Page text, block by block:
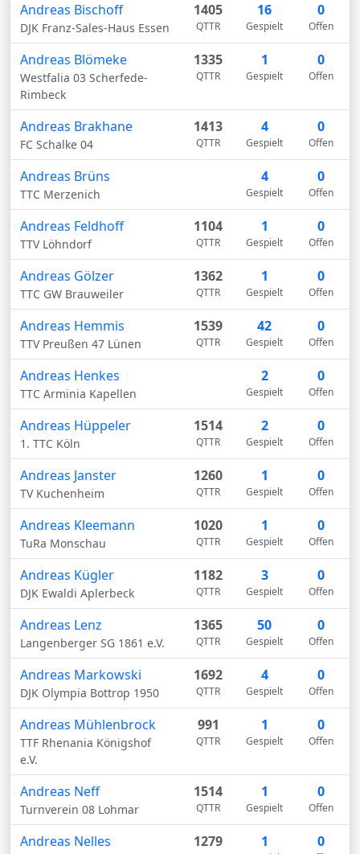
Andreas Bischoff
DJK Franz-Sales-Haus Essen
1405
QTTR
16
Gespielt
0
Offen
Andreas Blömeke
Westfalia 03 Scherfede-
Rimbeck
1335
QTTR
1
Gespielt
0
Offen
Andreas Brakhane
FC Schalke 04
1413
QTTR
4
Gespielt
0
Offen
Andreas Brüns
TTC Merzenich
4
Gespielt
0
Offen
Andreas Feldhoff
TTV Löhndorf
1104
QTTR
1
Gespielt
0
Offen
Andreas Gölzer
TTC GW Brauweiler
1362
QTTR
1
Gespielt
0
Offen
Andreas Hemmis
TTV Preußen 47 Lünen
1539
QTTR
42
Gespielt
0
Offen
Andreas Henkes
TTC Arminia Kapellen
2
Gespielt
0
Offen
Andreas Hüppeler
1. TTC Köln
1514
QTTR
2
Gespielt
0
Offen
Andreas Janster
TV Kuchenheim
1260
QTTR
1
Gespielt
0
Offen
Andreas Kleemann
TuRa Monschau
1020
QTTR
1
Gespielt
0
Offen
Andreas Kügler
DJK Ewaldi Aplerbeck
1182
QTTR
3
Gespielt
0
Offen
Andreas Lenz
Langenberger SG 1861 e.V.
1365
QTTR
50
Gespielt
0
Offen
Andreas Markowski
DJK Olympia Bottrop 1950
1692
QTTR
4
Gespielt
0
Offen
Andreas Mühlenbrock
TTF Rhenania Königshof
e.V.
991
QTTR
1
Gespielt
0
Offen
Andreas Neff
Turnverein 08 Lohmar
1514
QTTR
1
Gespielt
0
Offen
Andreas Nelles 1279 1 0